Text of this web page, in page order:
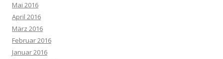
Mai 2016
April 2016
März 2016
Februar 2016
Januar 2016